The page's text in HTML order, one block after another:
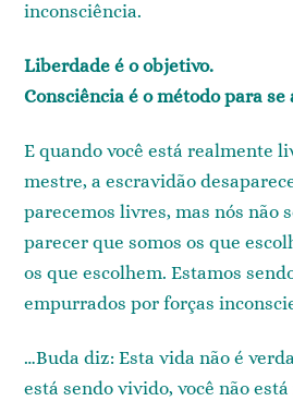
inconsciência.
Liberdade é o objetivo.
Consciência é o método para
E quando você está realmente
mestre, a escravidão
parecemos livres, mas nós não
parecer que somos os que
os que escolhem. Estamos
empurrados por forças
…Buda diz: Esta vida não é
está sendo vivido, você não